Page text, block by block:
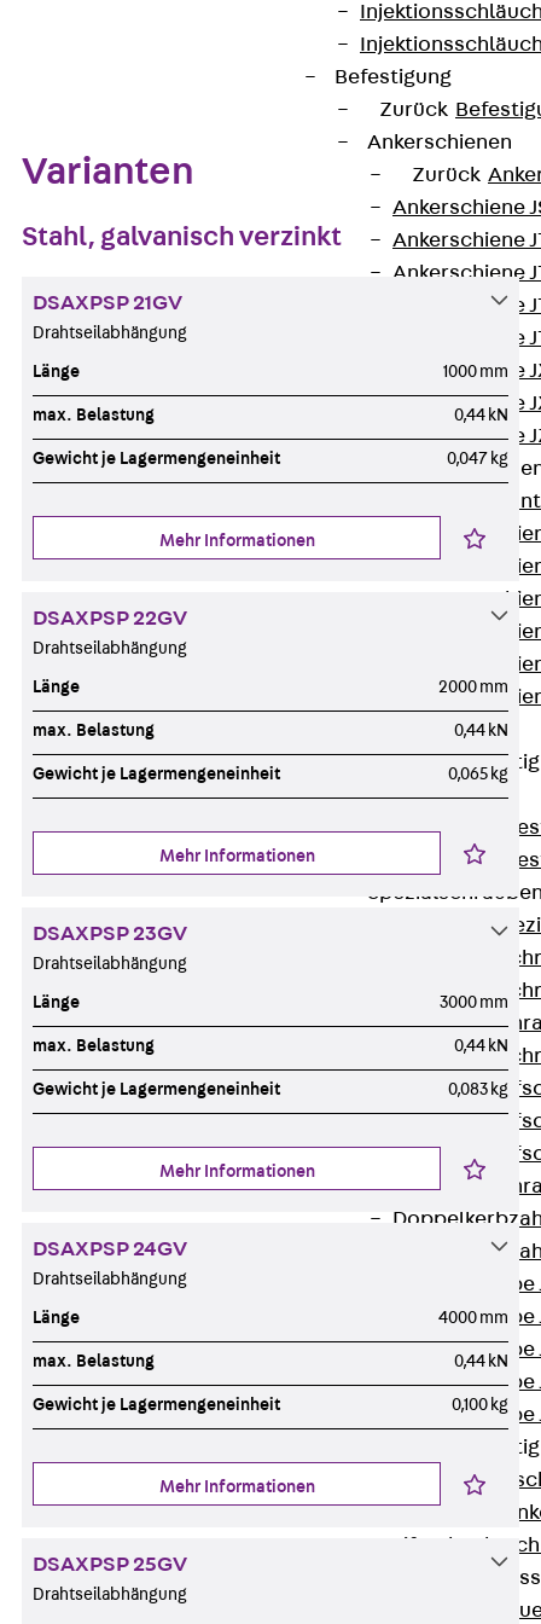
Befestigung
Zurück
Ankerschienen
Zurück
Ankerschiene
Ankerschiene
Ankerschiene
Ankerschiene
Ankerschiene
Ankerschiene
Ankerschiene
Ankerschiene
gelocht
Zurück
Zahnschraube
Zahnschraube
Zahnschraube
Zahnschraube
Zahnschraube
Zurück
Varianten
Stahl, galvanisch verzinkt
DSAXPSP 21GV
Drahtseilabhängung
Länge 1000 mm
max. Belastung 0,44 kN
Gewicht je Lagermengeneinheit 0,047 kg
Mehr Informationen
DSAXPSP 22GV
Drahtseilabhängung
Länge 2000 mm
max. Belastung 0,44 kN
Gewicht je Lagermengeneinheit 0,065 kg
Mehr Informationen
DSAXPSP 23GV
Drahtseilabhängung
Länge 3000 mm
max. Belastung 0,44 kN
Gewicht je Lagermengeneinheit 0,083 kg
Mehr Informationen
DSAXPSP 24GV
Drahtseilabhängung
Länge 4000 mm
max. Belastung 0,44 kN
Gewicht je Lagermengeneinheit 0,100 kg
Mehr Informationen
DSAXPSP 25GV
Drahtseilabhängung